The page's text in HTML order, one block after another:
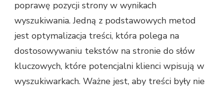
poprawę pozycji strony w wynikach
wyszukiwania. Jedną z podstawowych metod
jest optymalizacja treści, która polega na
dostosowywaniu tekstów na stronie do słów
kluczowych, które potencjalni klienci wpisują w
wyszukiwarkach. Ważne jest, aby treści były nie